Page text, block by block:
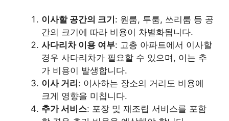
이사할 공간의 크기: 원룸, 투룸, 쓰리룸 등 공
간의 크기에 따라 비용이 차별화됩니다.
사다리차 이용 여부: 고층 아파트에서 이사할
경우 사다리차가 필요할 수 있으며, 이는 추
가 비용이 발생합니다.
이사 거리: 이사하는 장소의 거리도 비용에
크게 영향을 미칩니다.
추가 서비스: 포장 및 재조립 서비스를 포함